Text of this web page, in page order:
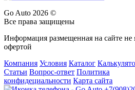
Go Auto 2026 ©
Все права защищены
Информация размещенная на сайте не
офертой
Компания Условия Каталог
Статьи Вопрос-ответ Политика
конфидециальности Карта сайта